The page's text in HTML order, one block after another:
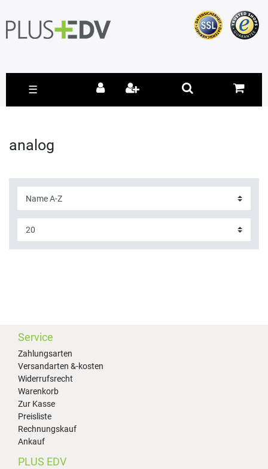
☰
analog
Service
Zahlungsarten
Versandarten &-kosten
Widerrufsrecht
Warenkorb
Zur Kasse
Preisliste
Rechnungskauf
Ankauf
PLUS EDV